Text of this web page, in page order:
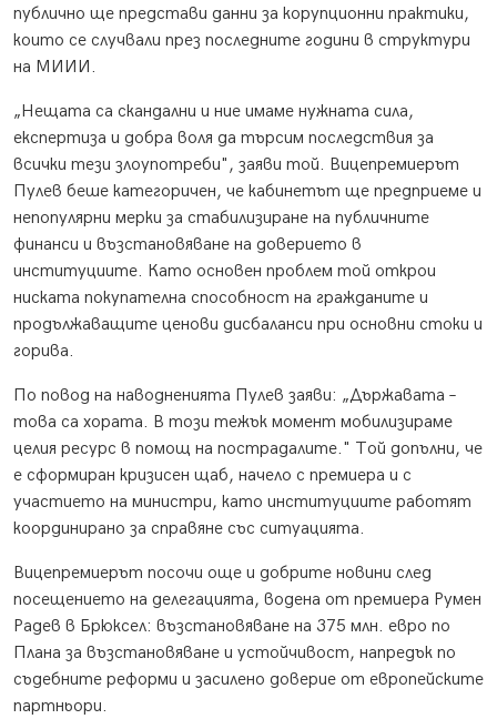
публично ще представи данни за корупционни практики,
които се случвали през последните години в структури
на МИИИ.
„Нещата са скандални и ние имаме нужната сила,
експертиза и добра воля да търсим последствия за
всички тези злоупотреби", заяви той. Вицепремиерът
Пулев беше категоричен, че кабинетът ще предприеме и
непопулярни мерки за стабилизиране на публичните
финанси и възстановяване на доверието в
институциите. Като основен проблем той открои
ниската покупателна способност на гражданите и
продължаващите ценови дисбаланси при основни стоки и
горива.
По повод на наводненията Пулев заяви: „Държавата –
това са хората. В този тежък момент мобилизираме
целия ресурс в помощ на пострадалите." Той допълни, че
е сформиран кризисен щаб, начело с премиера и с
участието на министри, като институциите работят
координирано за справяне със ситуацията.
Вицепремиерът посочи още и добрите новини след
посещението на делегацията, водена от премиера Румен
Радев в Брюксел: възстановяване на 375 млн. евро по
Плана за възстановяване и устойчивост, напредък по
съдебните реформи и засилено доверие от европейските
партньори.